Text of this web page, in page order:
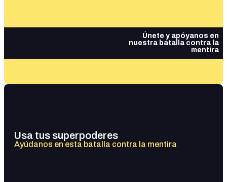
Únete y apóyanos en
nuestra batalla contra la
mentira
Usa tus superpoderes
Ayúdanos en esta batalla contra la mentira